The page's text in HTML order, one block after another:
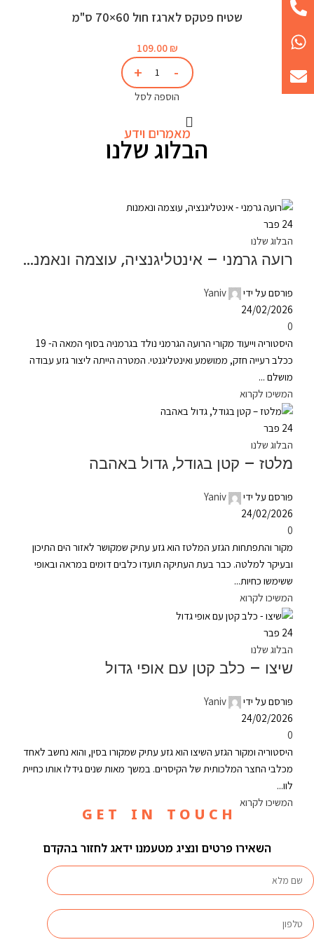
שטיח פטקס לארגז חול 60×70 ס"מ
109.00 ₪
הוספה לסל
מאמרים וידע
הבלוג שלנו
24 פבר
הבלוג שלנו
רועה גרמני – אינטליגנציה, עוצמה ונאמנות
פורסם על ידי
Yaniv
24/02/2026
0
היסטוריה וייעוד מקורי הרועה הגרמני נולד בגרמניה בסוף המאה ה- 19
ככלב רעייה חזק, ממושמע ואינטליגנטי. המטרה הייתה ליצור גזע עבודה
מושלם ...
המשיכו לקרוא
24 פבר
הבלוג שלנו
מלטז – קטן בגודל, גדול באהבה
פורסם על ידי
Yaniv
24/02/2026
0
מקור והתפתחות הגזע המלטז הוא גזע עתיק שמקושר לאזור הים התיכון
ובעיקר למלטה. כבר בעת העתיקה תועדו כלבים דומים במראה ובאופי
ששימשו כחיות...
המשיכו לקרוא
24 פבר
הבלוג שלנו
שיצו – כלב קטן עם אופי גדול
פורסם על ידי
Yaniv
24/02/2026
0
היסטוריה ומקור הגזע השיצו הוא גזע עתיק שמקורו בסין, והוא נחשב לאחד
מכלבי החצר המלכותית של הקיסרים. במשך מאות שנים גידלו אותו כחיית
לוו...
המשיכו לקרוא
G E T I N T O U C H
השאירו פרטים ונציג מטעמנו ידאג לחזור בהקדם